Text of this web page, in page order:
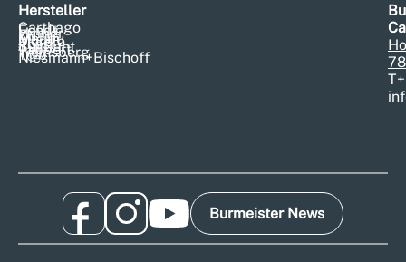
Hersteller
Carthago
Fendt
Hymer
Knaus
Malibu
Morelo
Pössl
Sunlight
Tabbert
Weinsberg
T@b
Niesmann+Bischoff
T
Burmeister News